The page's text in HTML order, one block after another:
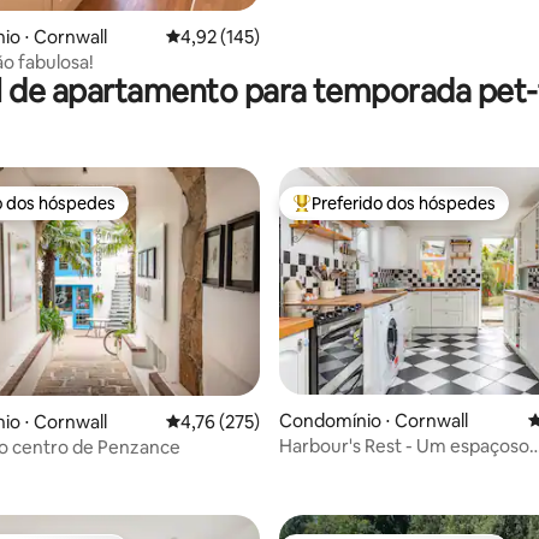
⋅ Cornwall 4,92 de uma avaliação média de 5, 145
4,92 (145)
fabulosa!
de apartamento para temporada
de 5, 299 avaliações
dos hóspedes
dos hóspedes
⋅ Cornwall 4,76 de uma avaliação média de 5, 275
4,76 (275)
centro de Penzance
Entre os melhores preferidos
Preferido dos hóspedes
Condomínio ⋅ Cornwall
Harbour's Rest - Um espaçoso